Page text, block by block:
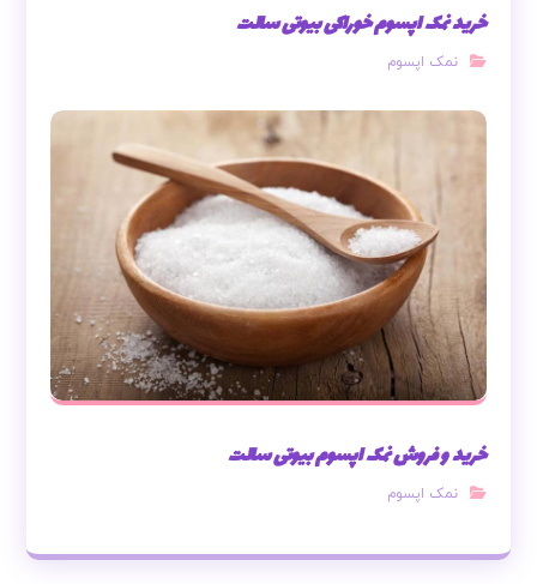
خرید نمک اپسوم خوراکی بیوتی سالت
نمک اپسوم
خرید و فروش نمک اپسوم بیوتی سالت
نمک اپسوم